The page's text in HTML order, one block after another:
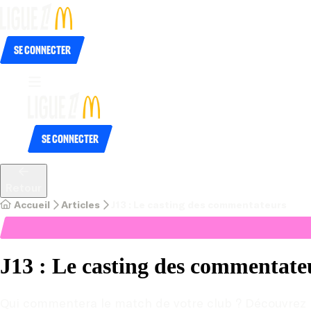
Se connecter
Se connecter
Accueil Articles
J13 : Le casting des